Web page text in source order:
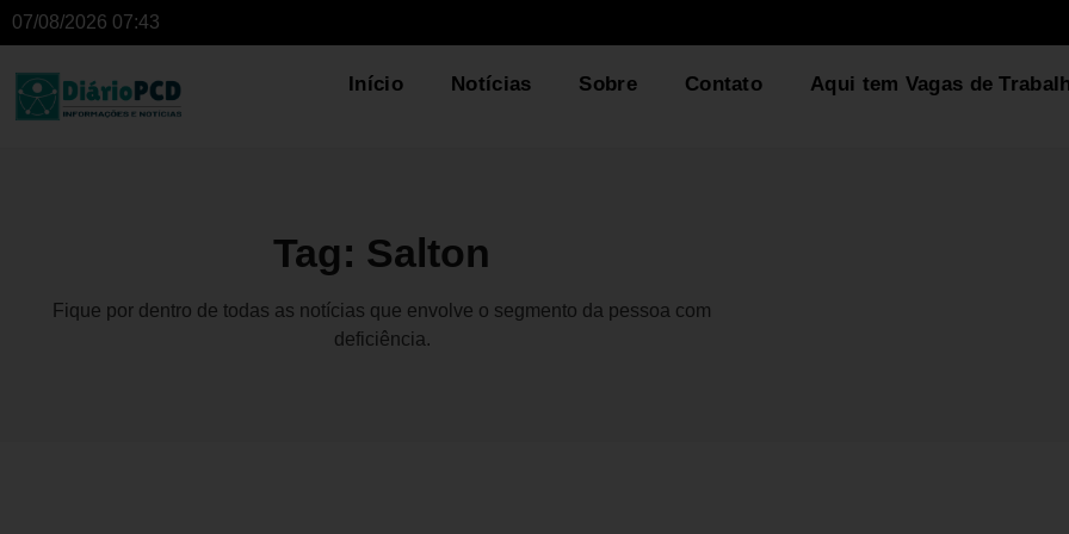
07/08/2026 07:43
Início Notícias Sobre Contato Aqui tem Vagas de
Tag: Salton
Fique por dentro de todas as notícias que envolve o segmento da pessoa com
deficiência.